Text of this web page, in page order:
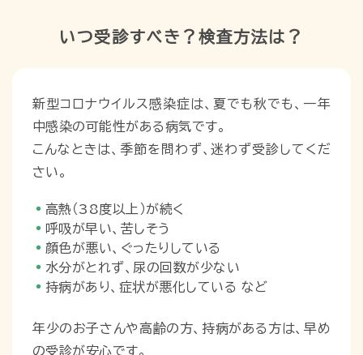
いつ受診すべき？検査方法は？
新型コロナウイルス感染症は、夏でも秋でも、一年
中感染の可能性がある病気です。
こんなときは、季節を問わず、迷わず受診してくだ
さい。
高熱（38度以上）が続く
呼吸が早い、苦しそう
顔色が悪い、ぐったりしている
水分がとれず、尿の回数が少ない
持病があり、症状が悪化している など
年少のお子さんや高齢の方、持病がある方は、早め
の受診が安心です。